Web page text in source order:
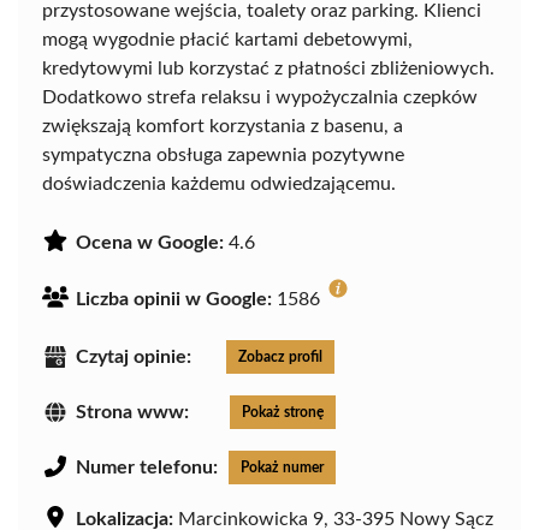
przystosowane wejścia, toalety oraz parking. Klienci
mogą wygodnie płacić kartami debetowymi,
kredytowymi lub korzystać z płatności zbliżeniowych.
Dodatkowo strefa relaksu i wypożyczalnia czepków
zwiększają komfort korzystania z basenu, a
sympatyczna obsługa zapewnia pozytywne
doświadczenia każdemu odwiedzającemu.
Ocena w Google: 4.6
Liczba opinii w Google: 1586
Czytaj opinie: Zobacz profil
Strona www: Pokaż stronę
Numer telefonu: Pokaż numer
Lokalizacja: Marcinkowicka 9, 33-395 Nowy Sącz